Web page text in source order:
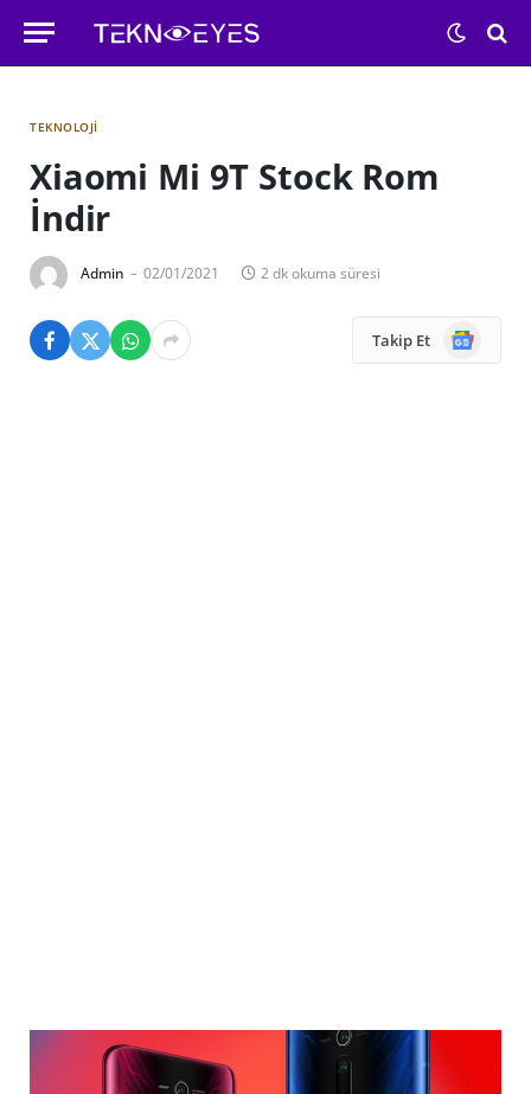
TEKNOLOJI
Xiaomi Mi 9T Stock Rom
İndir
Admin 02/01/2021 2 dk okuma süresi
Takip Et
Google
News